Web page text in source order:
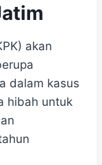
akan
dalam kasus
hibah untuk